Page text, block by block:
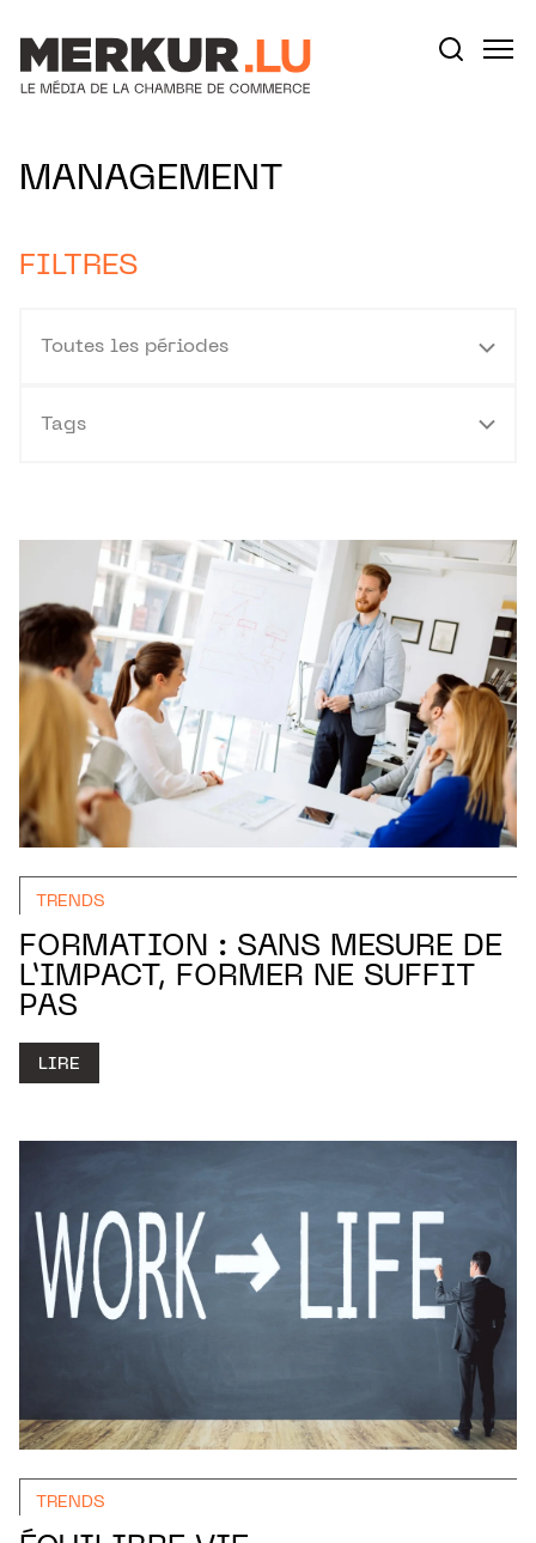
MANAGEMENT
FILTRES
Toutes les périodes
Tags
TRENDS
FORMATION : SANS MESURE DE
L’IMPACT, FORMER NE SUFFIT
PAS
LIRE
TRENDS